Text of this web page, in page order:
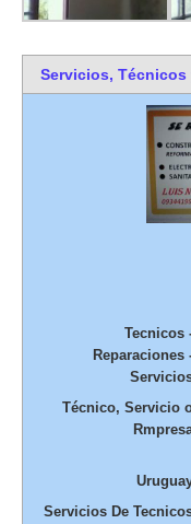
Servicios, Técnicos
Tecnicos
Reparaciones
Técnico, Servicio
Servicios De